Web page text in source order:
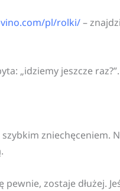
pl/rolki/–
„idziemy jeszcze
zniechęceniem.
pewnie, zostaje dłużej.